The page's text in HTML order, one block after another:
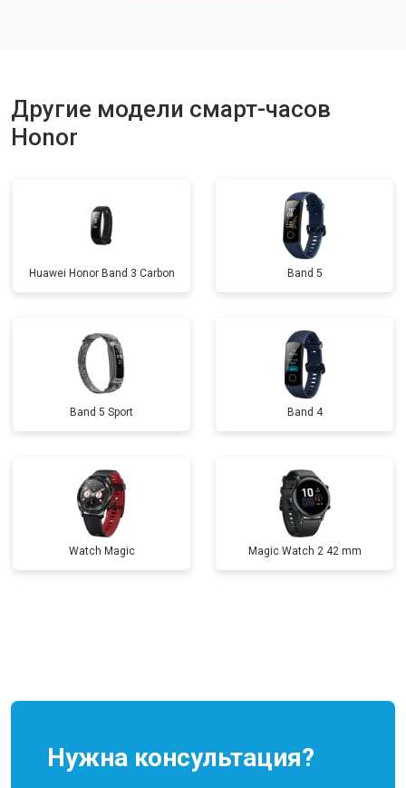
Другие модели смарт-часов
Honor
Huawei Honor Band 3 Carbon Band 5
Band 5 Sport Band 4
Watch Magic Magic Watch 2 42 mm
Нужна консультация?